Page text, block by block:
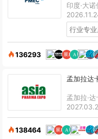
印度·大诺
行业专业
136293
孟加拉达
孟加拉·达
138464